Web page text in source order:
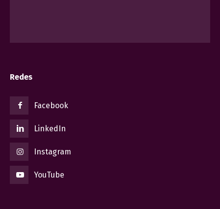
Redes
Facebook
LinkedIn
Instagram
YouTube